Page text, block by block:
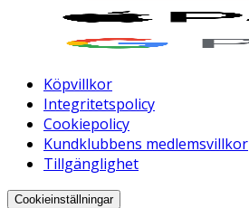
Köpvillkor
Integritetspolicy
Cookiepolicy
Kundklubbens medlemsvillkor
Tillgänglighet
Cookieinställningar